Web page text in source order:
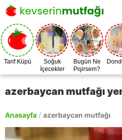
Tarif Küpü
Soğuk
İçecekler
Bugün Ne
Pişirsem?
azerbaycan mutfağı
Anasayfa / azerbaycan mutfağı